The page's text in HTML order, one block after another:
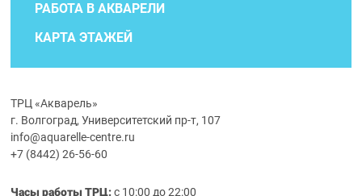
РАБОТА В АКВАРЕЛИ
КАРТА ЭТАЖЕЙ
ТРЦ «Акварель»
г. Волгоград, Университетский пр-т, 107
info@aquarelle-centre.ru
+7 (8442) 26-56-60
Часы работы ТРЦ:с 10:00 до 22:00